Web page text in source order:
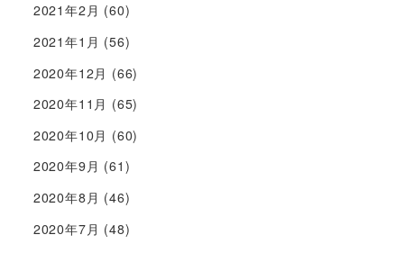
2021年2月 (60)
2021年1月 (56)
2020年12月 (66)
2020年11月 (65)
2020年10月 (60)
2020年9月 (61)
2020年8月 (46)
2020年7月 (48)